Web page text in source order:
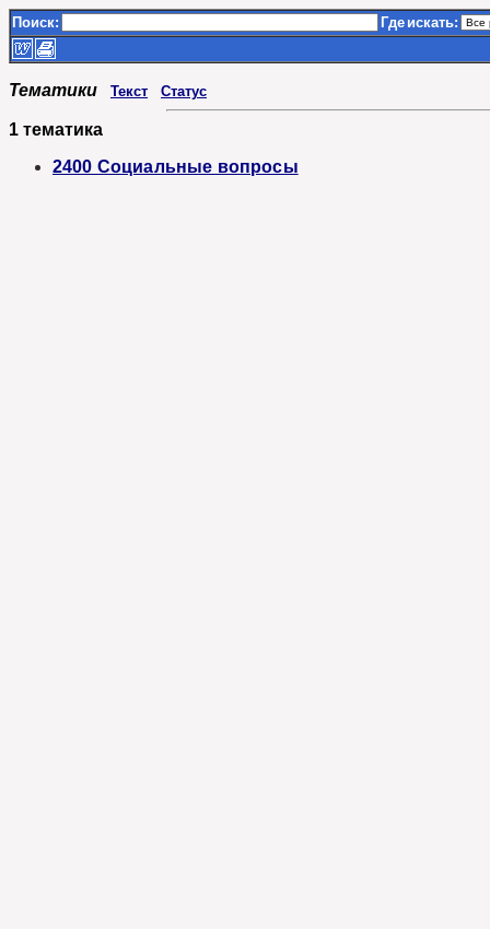
Поиск: Где искать:
Тематики Текст Статус
1 тематика
2400 Социальные вопросы